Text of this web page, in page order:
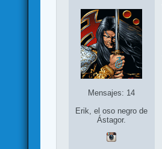
Mensajes: 14
Erik, el oso negro de
Ástagor.